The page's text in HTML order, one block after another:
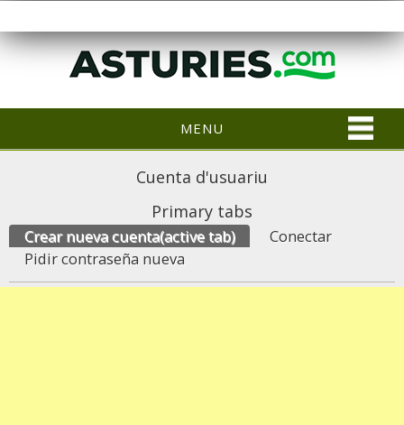
MENU
Cuenta d'usuariu
Primary tabs
Crear nueva cuenta(active tab)
Conectar
Pidir contraseña nueva